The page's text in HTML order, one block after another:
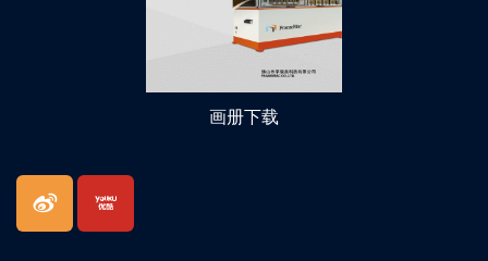
画册下载